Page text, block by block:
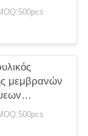
στιλπνή
λεπτός
μεμβρανών
αφής